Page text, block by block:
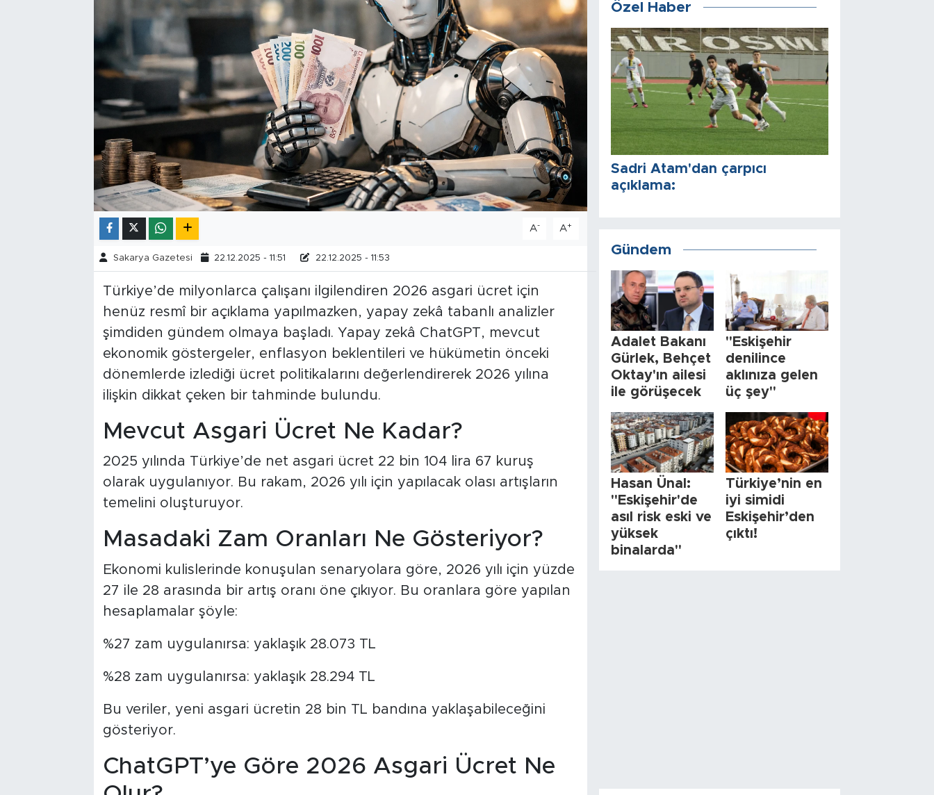
A- A+
Sakarya Gazetesi 22.12.2025 - 11:51 22.12.2025 - 11:53
Türkiye’de milyonlarca çalışanı ilgilendiren 2026 asgari ücret için
henüz resmî bir açıklama yapılmazken, yapay zekâ tabanlı analizler
şimdiden gündem olmaya başladı. Yapay zekâ ChatGPT, mevcut
ekonomik göstergeler, enflasyon beklentileri ve hükümetin önceki
dönemlerde izlediği ücret politikalarını değerlendirerek 2026 yılına
ilişkin dikkat çeken bir tahminde bulundu.
Mevcut Asgari Ücret Ne Kadar?
2025 yılında Türkiye’de net asgari ücret 22 bin 104 lira 67 kuruş
olarak uygulanıyor. Bu rakam, 2026 yılı için yapılacak olası artışların
temelini oluşturuyor.
Masadaki Zam Oranları Ne Gösteriyor?
Ekonomi kulislerinde konuşulan senaryolara göre, 2026 yılı için yüzde
27 ile 28 arasında bir artış oranı öne çıkıyor. Bu oranlara göre yapılan
hesaplamalar şöyle:
%27 zam uygulanırsa: yaklaşık 28.073 TL
%28 zam uygulanırsa: yaklaşık 28.294 TL
Bu veriler, yeni asgari ücretin 28 bin TL bandına yaklaşabileceğini
gösteriyor.
ChatGPT’ye Göre 2026 Asgari Ücret Ne
Özel Haber
Sadri Atam'dan çarpıcı
açıklama:
Gündem
Adalet Bakanı
Gürlek, Behçet
Oktay'ın ailesi
ile görüşecek
"Eskişehir
denilince
aklınıza gelen
üç şey"
Hasan Ünal:
"Eskişehir'de
asıl risk eski ve
yüksek
binalarda"
Türkiye’nin en
iyi simidi
Eskişehir’den
çıktı!
Resmi İlanlar
Foto Şaka